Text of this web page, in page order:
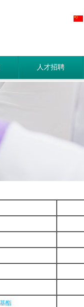
人才招聘
酯